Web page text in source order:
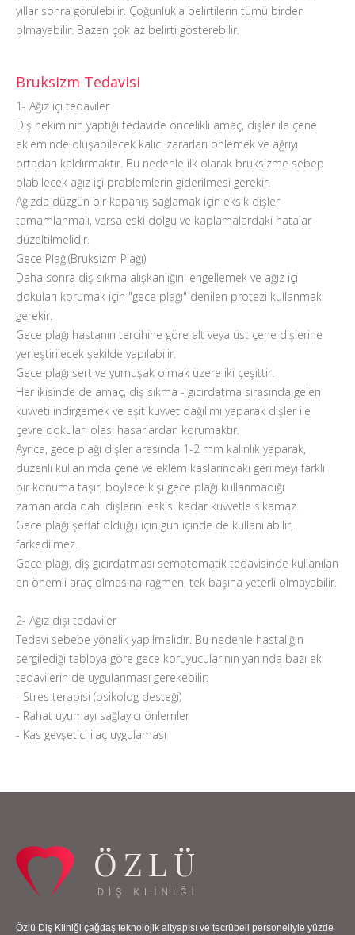
yıllar sonra görülebilir. Çoğunlukla belirtilerin tümü birden
olmayabilir. Bazen çok az belirti gösterebilir.
Bruksizm Tedavisi
1- Ağız içi tedaviler
Diş hekiminin yaptığı tedavide öncelikli amaç, dişler ile çene
ekleminde oluşabilecek kalıcı zararları önlemek ve ağrıyı
ortadan kaldırmaktır. Bu nedenle ilk olarak bruksizme sebep
olabilecek ağız içi problemlerin giderilmesi gerekir.
Ağızda düzgün bir kapanış sağlamak için eksik dişler
tamamlanmalı, varsa eski dolgu ve kaplamalardaki hatalar
düzeltilmelidir.
Gece Plağı(Bruksizm Plağı)
Daha sonra diş sıkma alışkanlığını engellemek ve ağız içi
dokuları korumak için "gece plağı" denilen protezi kullanmak
gerekir.
Gece plağı hastanın tercihine göre alt veya üst çene dişlerine
yerleştirilecek şekilde yapılabilir.
Gece plağı sert ve yumuşak olmak üzere iki çeşittir.
Her ikisinde de amaç, diş sıkma - gıcırdatma sırasında gelen
kuvveti indirgemek ve eşit kuvvet dağılımı yaparak dişler ile
çevre dokuları olası hasarlardan korumaktır.
Ayrıca, gece plağı dişler arasında 1-2 mm kalınlık yaparak,
düzenli kullanımda çene ve eklem kaslarındaki gerilmeyi farklı
bir konuma taşır, böylece kişi gece plağı kullanmadığı
zamanlarda dahi dişlerini eskisi kadar kuvvetle sıkamaz.
Gece plağı şeffaf olduğu için gün içinde de kullanılabilir,
farkedilmez.
Gece plağı, diş gıcırdatması semptomatik tedavisinde kullanılan
en önemli araç olmasına rağmen, tek başına yeterli olmayabilir.
2- Ağız dışı tedaviler
Tedavi sebebe yönelik yapılmalıdır. Bu nedenle hastalığın
sergilediği tabloya göre gece koruyucularının yanında bazı ek
tedavilerin de uygulanması gerekebilir:
- Stres terapisi (psikolog desteği)
- Rahat uyumayı sağlayıcı önlemler
- Kas gevşetici ilaç uygulaması
Özlü Diş Kliniği çağdaş teknolojik altyapısı ve tecrübeli personeliyle yüzde